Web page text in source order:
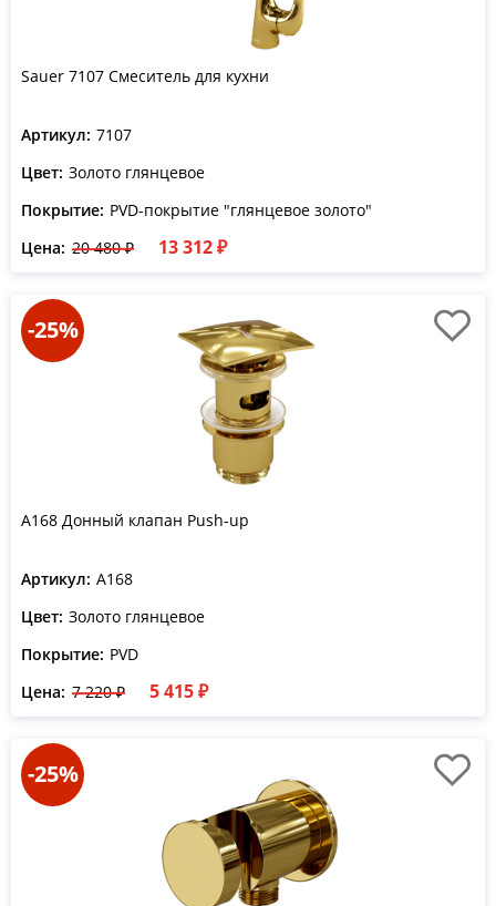
Sauer 7107 Смеситель для кухни
Артикул: 7107
Цвет: Золото глянцевое
Покрытие: PVD-покрытие "глянцевое золото"
Цена: 20 480 ₽ 13 312 ₽
-25%
A168 Донный клапан Push-up
Артикул: A168
Цвет: Золото глянцевое
Покрытие: PVD
Цена: 7 220 ₽ 5 415 ₽
-25%